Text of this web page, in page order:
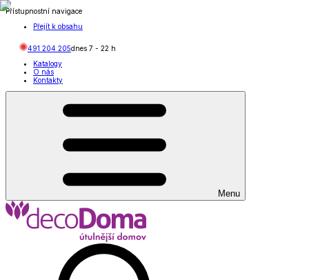
Přístupnostní navigace
Přejít k obsahu
491 204 205dnes 7 - 22 h
Katalogy
O nás
Kontakty
Menu